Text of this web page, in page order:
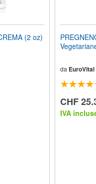
(2 oz)
da EuroVital
CHF
IVA